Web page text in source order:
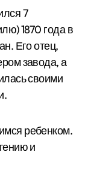
7
1870 года в
Его отец,
завода, а
своими
ребенком.
и